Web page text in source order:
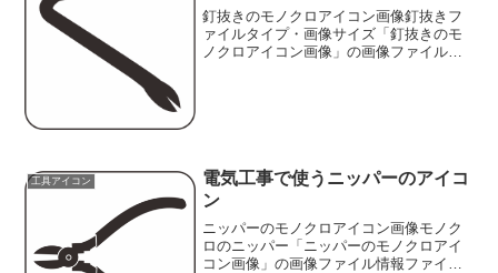
釘抜きのモノクロアイコン画像釘抜きフ
ァイルタイプ・画像サイズ「釘抜きのモ
ノクロアイコン画像」の画像ファイル情
工具アイコン
電気工事で使うニッパーのアイコ
ン
ニッパーのモノクロアイコン画像モノク
ロのニッパー「ニッパーのモノクロアイ
コン画像」の画像ファイル情報ファイル